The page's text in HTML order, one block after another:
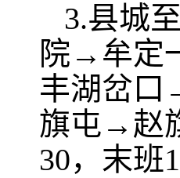
3.县城
院→牟定
丰湖岔
旗屯→赵
30，末班